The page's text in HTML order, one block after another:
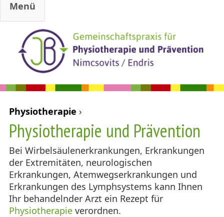
Menü
Sie sind hier
Physiotherapie ›
Physiotherapie und Prävention
Bei Wirbelsäulenerkrankungen, Erkrankungen
der Extremitäten, neurologischen
Erkrankungen, Atemwegserkrankungen und
Erkrankungen des Lymphsystems kann Ihnen
Ihr behandelnder Arzt ein Rezept für
Physiotherapieverordnen.